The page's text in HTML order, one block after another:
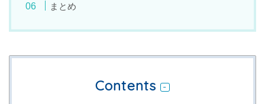
まとめ
Contents